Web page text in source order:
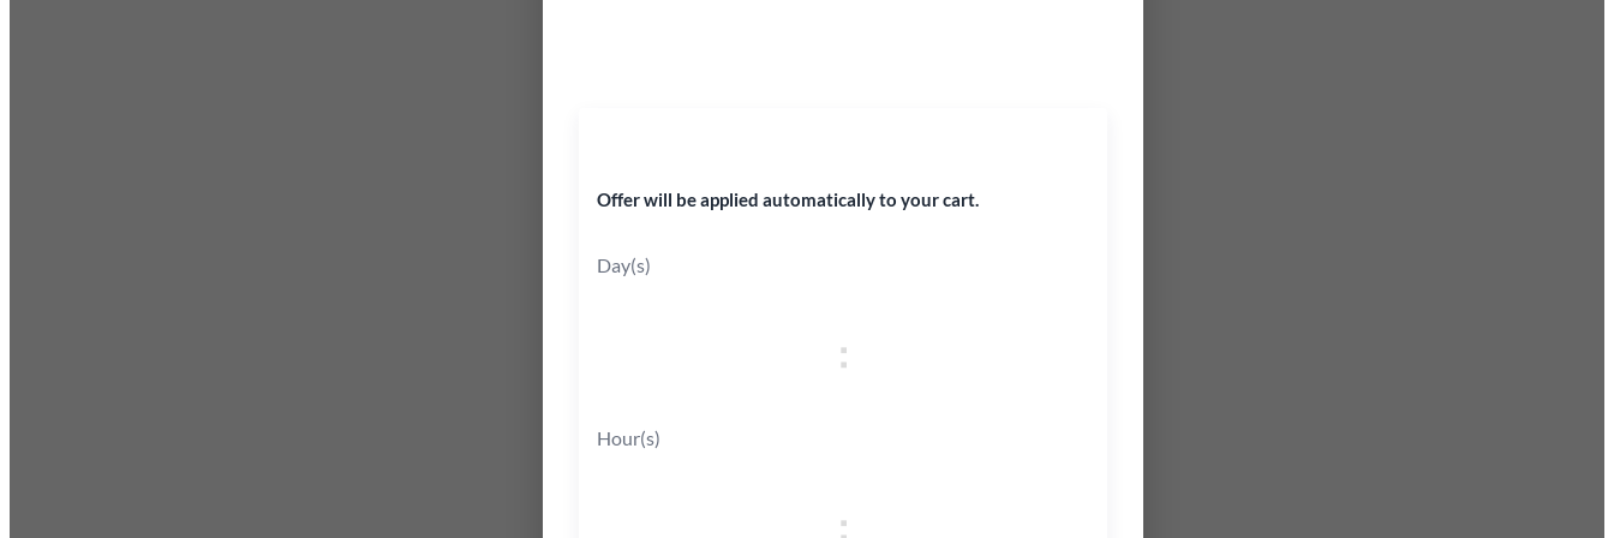
Offer will be applied automatically to your cart.
Day(s)
:
Hour(s)
: